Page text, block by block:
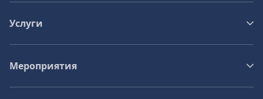
Услуги
Мероприятия